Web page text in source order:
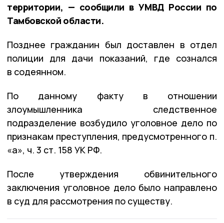
территории, — сообщили в УМВД России по
Тамбовской области.
Позднее гражданин был доставлен в отдел
полиции для дачи показаний, где сознался
в содеянном.
По данному факту в отношении
злоумышленника следственное
подразделение возбудило уголовное дело по
признакам преступления, предусмотренного п.
«а», ч. 3 ст. 158 УК РФ.
После утверждения обвинительного
заключения уголовное дело было направлено
в суд для рассмотрения по существу.